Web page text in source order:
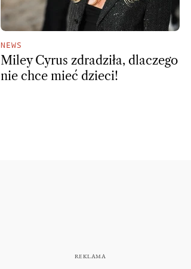
NEWS
Miley Cyrus zdradziła, dlaczego
nie chce mieć dzieci!